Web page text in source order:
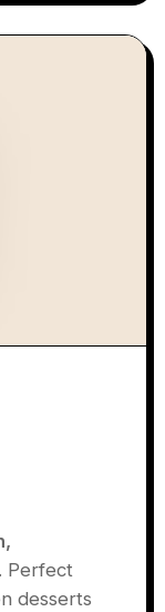
. Perfect
desserts